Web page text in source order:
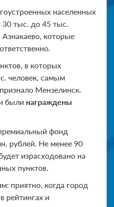
населенных
30 тыс. до 45 тыс.
Азнакаево, которые
в которых
человек, самым
Мензелинск.
были награждены
фонд
рублей. Не менее 90
израсходовано на
пунктов.
приятно, когда город
рейтингах и